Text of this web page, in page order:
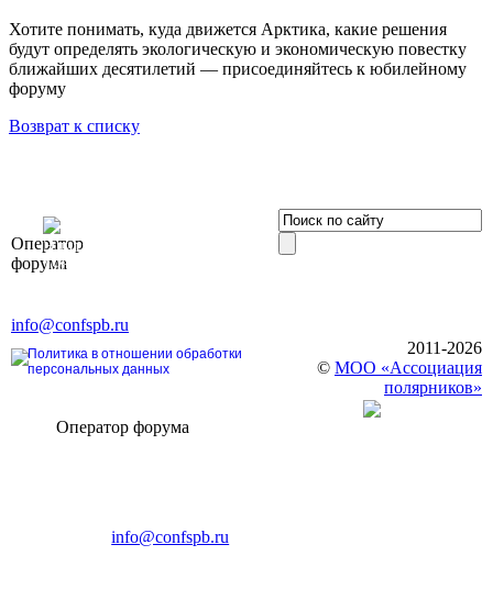
Хотите понимать, куда движется Арктика, какие решения
будут определять экологическую и экономическую повестку
ближайших десятилетий — присоединяйтесь к юбилейному
форуму
Возврат к списку
Оператор
форума
Элит»
196191, г. Санкт-Петербург,
info@confspb.ru
Политика в отношении обработки
персональных данных
2011-2026
© МОО «Ассоциация
полярников»
Оператор форума
E-mail:info@confspb.ru